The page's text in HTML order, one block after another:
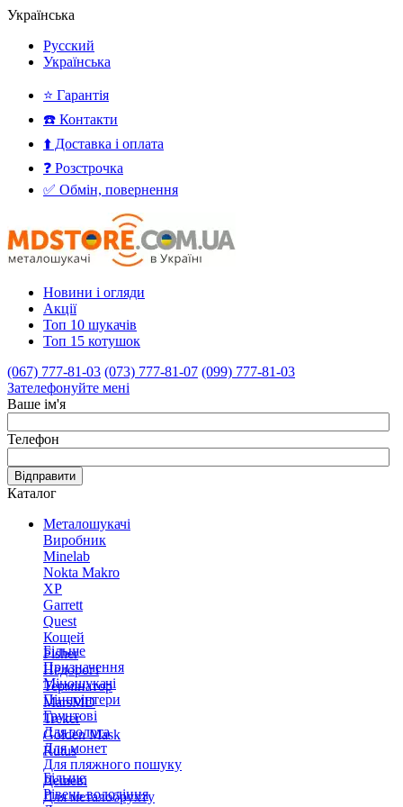
Українська
Русский
Українська
⭐ Гарантія
☎️ Контакти
⬆️ Доставка і оплата
❓ Розстрочка
✅ Обмін, повернення
Новини і огляди
Акції
Топ 10 шукачів
Топ 15 котушок
(067) 777-81-03 (073) 777-81-07 (099) 777-81-03
Зателефонуйте мені
Ваше ім'я
Телефон
Відправити
Каталог
Металошукачі
Виробник
Minelab
Nokta Makro
XP
Garrett
Quest
Кощей
Fisher
Недорогі
Термінатор
MarsMD
Treker
Golden Mask
Rutus
Більше
Призначення
Міношукачі
Пінпоінтери
Грунтові
Для золота
Для монет
Для пляжного пошуку
Дешеві
Для металобрухту
Більше
Рівень володіння